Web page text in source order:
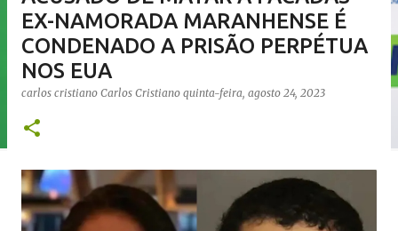
EX-NAMORADA MARANHENSE É
CONDENADO A PRISÃO PERPÉTUA
NOS EUA
carlos cristiano Carlos Cristiano quinta-feira, agosto 24, 2023